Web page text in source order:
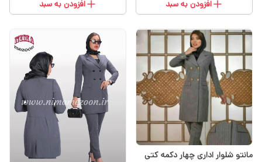
افزودن به سبد افزودن به سبد
مانتو شلوار اداری چهار دکمه کتی